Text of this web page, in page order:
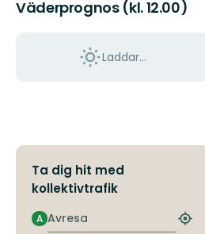
Väderprognos (kl. 12.00)
Laddar...
Ta dig hit med
kollektivtrafik
Avresa
A
Hitta